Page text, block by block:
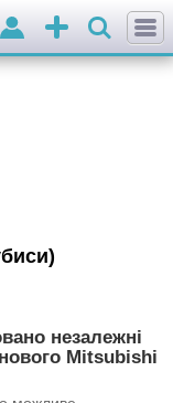
Додати
оголошення
незалежні
Mitsubishi